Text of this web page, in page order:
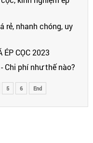
rẻ, nhanh chóng, uy
ÉP CỌC 2023
Chi phí như thế nào?
5 6 End